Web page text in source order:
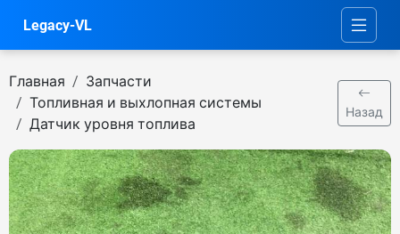
Legacy-VL
Главная
Запчасти
Топливная и выхлопная системы
Датчик уровня топлива
Назад